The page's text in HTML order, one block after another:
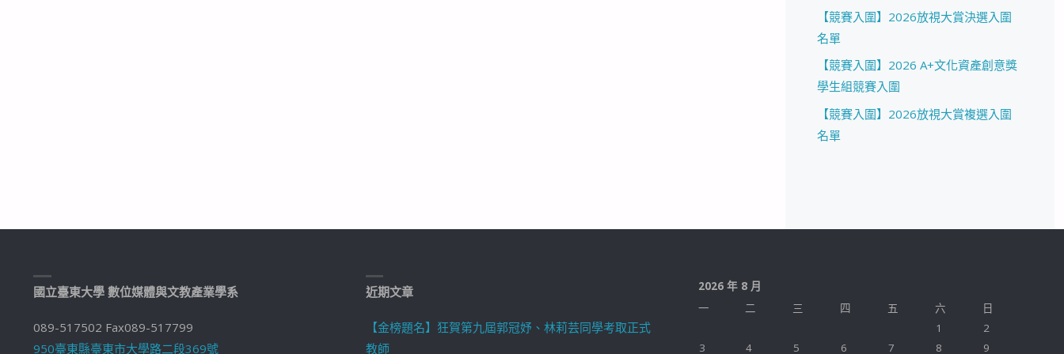
【競賽入圍】2026放視大賞決選入圍
名單
【競賽入圍】2026 A+文化資產創意獎
學生組競賽入圍
【競賽入圍】2026放視大賞複選入圍
名單
國立臺東大學 數位媒體與文教產業學系
089-517502 Fax089-517799
950臺東縣臺東市大學路二段369號
近期文章
【金榜題名】狂賀第九屆郭冠妤、林莉芸同學考取正式
教師
2026 年 8 月
一
二 三 四 五 六
日
1
2
3
4 5 6 7 8 9